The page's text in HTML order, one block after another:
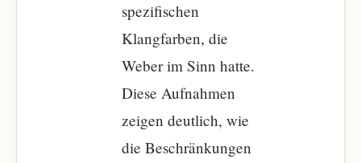
spezifischen
Klangfarben, die
Weber im Sinn hatte.
Diese Aufnahmen
zeigen deutlich, wie
die Beschränkungen